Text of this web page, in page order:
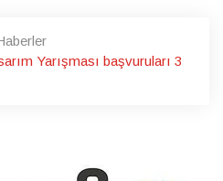
Yarışması başvuruları 3